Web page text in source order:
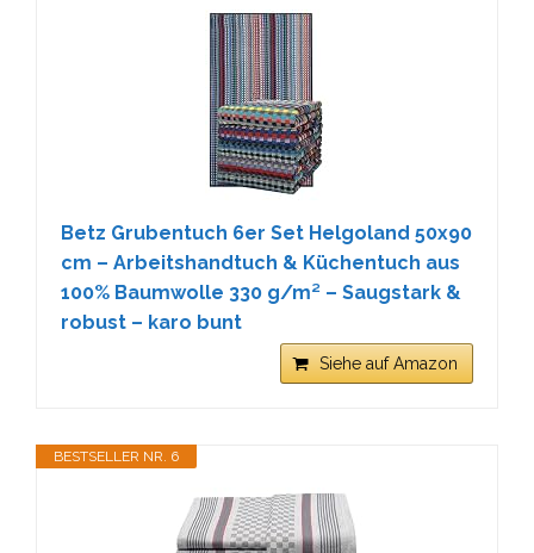
Betz Grubentuch 6er Set Helgoland 50x90
cm – Arbeitshandtuch & Küchentuch aus
100% Baumwolle 330 g/m² – Saugstark &
robust – karo bunt
Siehe auf Amazon
BESTSELLER NR. 6